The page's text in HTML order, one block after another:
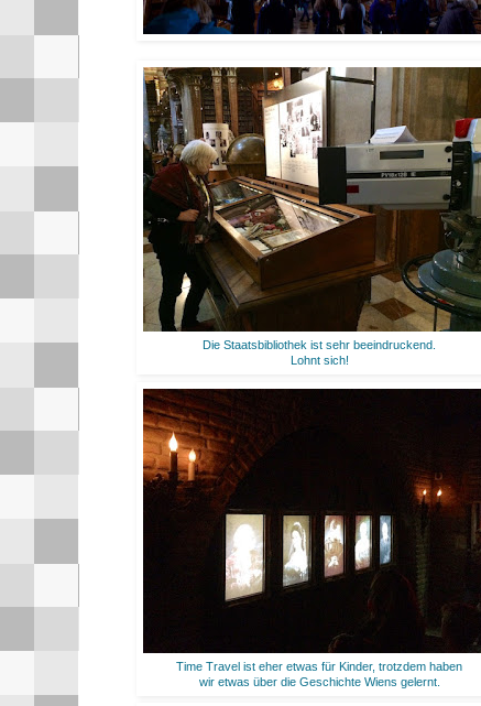
Die Staatsbibliothek ist sehr beeindruckend.
Lohnt sich!
Time Travel ist eher etwas für Kinder, trotzdem haben
wir etwas über die Geschichte Wiens gelernt.